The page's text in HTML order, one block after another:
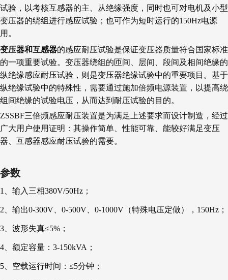
试验，以考核互感器的主、从绝缘强度，同时也可对电机及小型
变压器的绕组进行感应试验；也可作为短时运行的150Hz电源
用。
变压器和互感器的感应耐压试验是保证变压器质量符合国家标准
的一项重要试验。变压器绕组的匝间、层间、段间及相间绝缘的
纵绝缘感应耐压试验，则是变压器绝缘试验中的重要项目。基于
纵绝缘试验中的特殊性，需要通过施加倍频电源装置，以提高绕
组间绝缘的试验电压，从而达到耐压试验的目的。
ZSSBF三倍频感应耐压装置是为满足上述要求而设计制造，经过
广大用户使用证明：其操作简单、性能可靠、能较好满足变压
器、互感器感应耐压试验的需要。
参数
1、输入三相380V/50Hz；
2、输出0-300V、0-500V、0-1000V（特殊电压定做），150Hz；
3、波形失真≤5%；
4、额定容量：3-150kVA；
5、空载运行时间：≤5分钟；